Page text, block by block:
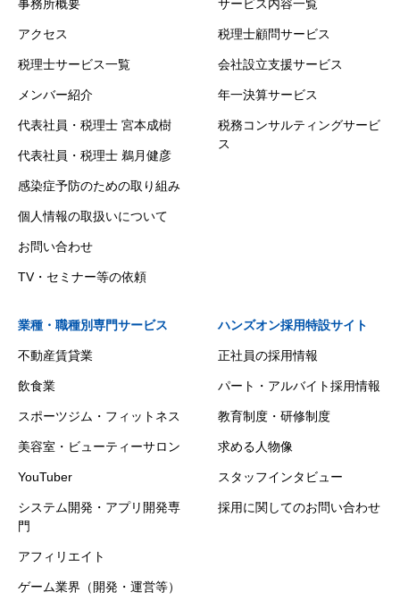
事務所概要
アクセス
税理士サービス一覧
メンバー紹介
代表社員・税理士 宮本成樹
代表社員・税理士 鵜月健彦
感染症予防のための取り組み
個人情報の取扱いについて
お問い合わせ
TV・セミナー等の依頼
サービス内容一覧
税理士顧問サービス
会社設立支援サービス
年一決算サービス
税務コンサルティングサービ
ス
業種・職種別専門サービス
不動産賃貸業
飲食業
スポーツジム・フィットネス
美容室・ビューティーサロン
YouTuber
システム開発・アプリ開発専
門
アフィリエイト
ゲーム業界（開発・運営等）
ハンズオン採用特設サイト
正社員の採用情報
パート・アルバイト採用情報
教育制度・研修制度
求める人物像
スタッフインタビュー
採用に関してのお問い合わせ